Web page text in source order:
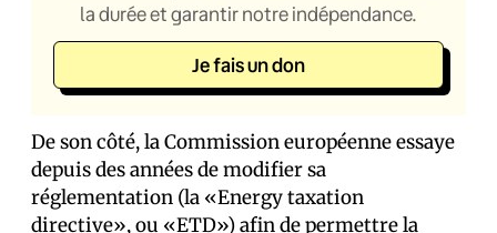
la durée et garantir notre indépendance.
Je fais un don
De son côté, la Commission européenne essaye
depuis des années de modifier sa
réglementation (la «Energy taxation
directive», ou «ETD») afin de permettre la